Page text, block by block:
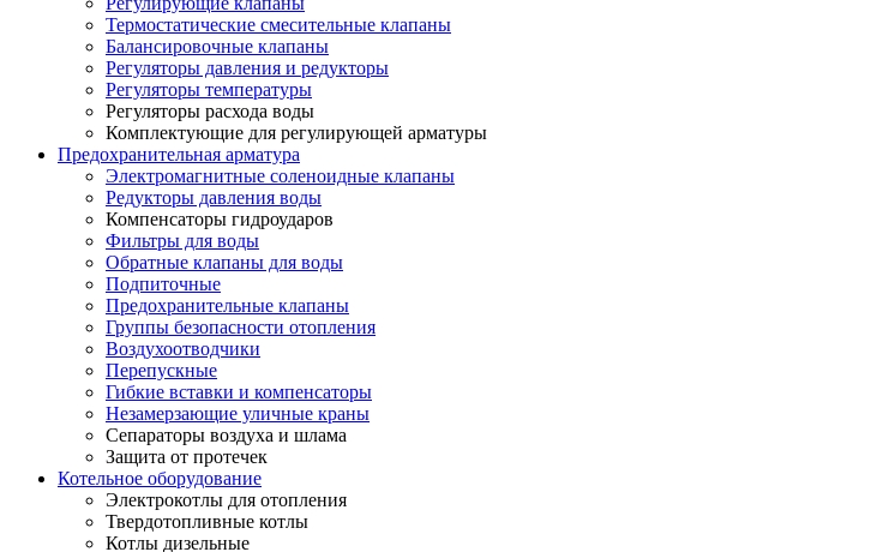
Термостатические смесительные клапаны
Балансировочные клапаны
Регуляторы давления и редукторы
Регуляторы температуры
Регуляторы расхода воды
Комплектующие для регулирующей арматуры
Предохранительная арматура
Электромагнитные соленоидные клапаны
Редукторы давления воды
Компенсаторы гидроударов
Фильтры для воды
Обратные клапаны для воды
Подпиточные
Предохранительные клапаны
Группы безопасности отопления
Воздухоотводчики
Перепускные
Гибкие вставки и компенсаторы
Незамерзающие уличные краны
Сепараторы воздуха и шлама
Защита от протечек
Котельное оборудование
Электрокотлы для отопления
Твердотопливные котлы
Котлы дизельные